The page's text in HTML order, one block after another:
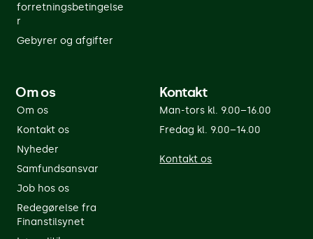
forretningsbetingelse
r
Gebyrer og afgifter
Om os
Om os
Kontakt os
Nyheder
Samfundsansvar
Job hos os
Redegørelse fra
Finanstilsynet
Kontakt
Man-tors kl. 9.00–16.00
Fredag kl. 9.00–14.00
Kontakt os